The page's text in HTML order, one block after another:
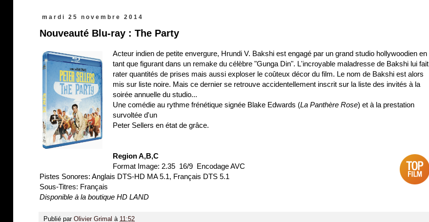
mardi 25 novembre 2014
Nouveauté Blu-ray : The Party
Acteur indien de petite envergure, Hrundi V. Bakshi est engagé par un grand studio hollywoodien en
tant que figurant dans un remake du célèbre "Gunga Din". L'incroyable maladresse de Bakshi lui fait
rater quantités de prises mais aussi exploser le coûteux décor du film. Le nom de Bakshi est alors
mis sur liste noire. Mais ce dernier se retrouve accidentellement inscrit sur la liste des invités à la
soirée annuelle du studio...
Une comédie au rythme frénétique signée Blake Edwards (La Panthère Rose) et à la prestation
survoltée d'un
Peter Sellers en état de grâce.
Region A,B,C
Format Image: 2.35 16/9 Encodage AVC
Pistes Sonores: Anglais DTS-HD MA 5.1, Français DTS 5.1
Sous-Titres: Français
Disponible à la boutique HD LAND
Publié par Olivier Grimal à 11:52